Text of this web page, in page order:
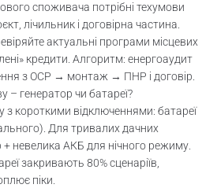
споживача потрібні техумови
лічильник і договірна частина.
актуальні програми місцевих
кредити. Алгоритм: енергоаудит
з ОСР → монтаж → ПНР і договір.
– генератор чи батареї?
з короткими відключеннями: батареї
Для тривалих дачних
+ невелика АКБ для нічного режиму.
закривають 80% сценаріїв,
піки.